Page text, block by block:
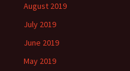
August 2019
July 2019
June 2019
May 2019